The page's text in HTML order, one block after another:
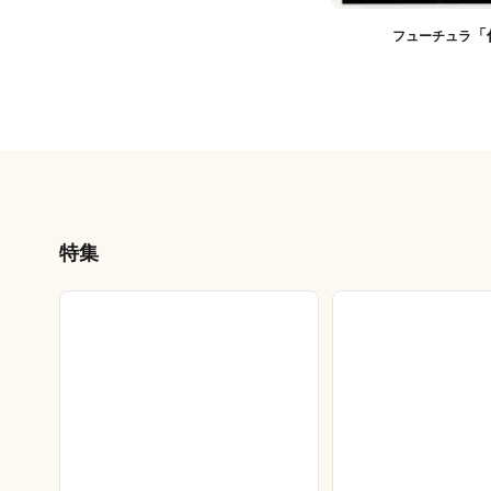
フューチュラ
特集